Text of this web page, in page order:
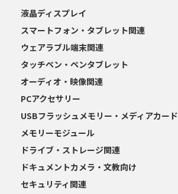
液晶ディスプレイ
スマートフォン・タブレット関連
ウェアラブル端末関連
タッチペン・ペンタブレット
オーディオ・映像関連
PCアクセサリー
USBフラッシュメモリー・メディアカード
メモリーモジュール
ドライブ・ストレージ関連
ドキュメントカメラ・文教向け
セキュリティ関連